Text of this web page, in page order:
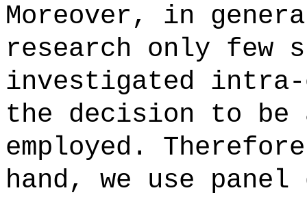
Moreover, in
research only few
investigated intra-
the decision to be
employed.
hand, we use panel